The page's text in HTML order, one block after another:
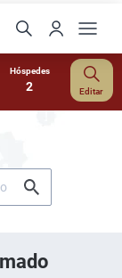
Hóspedes
2 Editar